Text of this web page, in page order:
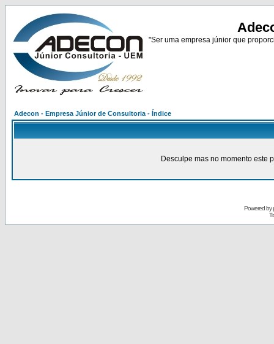
"Ser uma empresa júnior que
Adecon - Empresa Júnior de Consultoria - Índice
Desculpe mas no momento este
Powered by